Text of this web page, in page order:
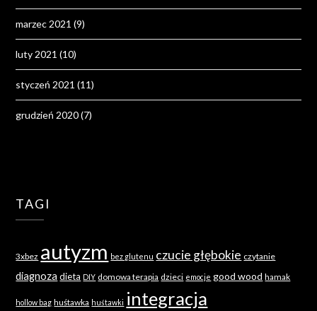
marzec 2021 (9)
luty 2021 (10)
styczeń 2021 (11)
grudzień 2020(7)
TAGI
3xbez autyzm bez glutenu czucie głębokie czytanie
diagnoza dieta DIY domowa terapia dzieci emocje good wood hamak
hollow bag huśtawka huśtawki integracja